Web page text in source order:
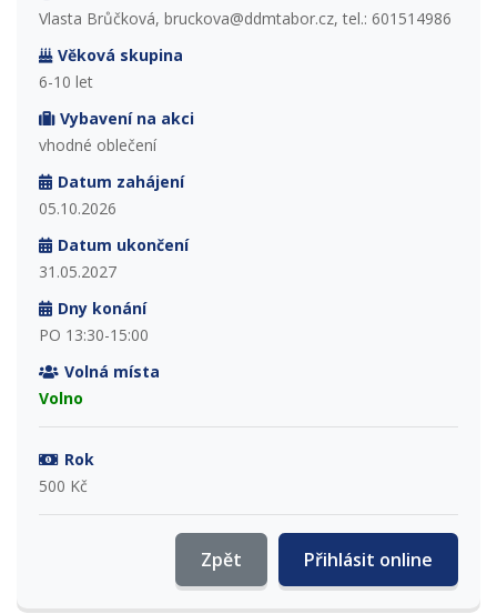
Vlasta Brůčková, bruckova@ddmtabor.cz, tel.: 601514986
Věková skupina
6-10 let
Vybavení na akci
vhodné oblečení
Datum zahájení
05.10.2026
Datum ukončení
31.05.2027
Dny konání
PO 13:30-15:00
Volná místa
Volno
Rok
500 Kč
Přihlásit online
Zpět